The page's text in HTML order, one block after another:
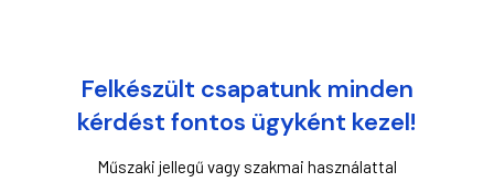
Felkészült csapatunk minden
kérdést fontos ügyként kezel!
Műszaki jellegű vagy szakmai használattal